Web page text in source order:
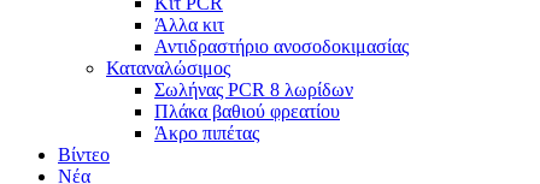
Άλλα κιτ
Αντιδραστήριο ανοσοδοκιμασίας
Καταναλώσιμος
Σωλήνας PCR 8 λωρίδων
Πλάκα βαθιού φρεατίου
Άκρο πιπέτας
Βίντεο
Νέα